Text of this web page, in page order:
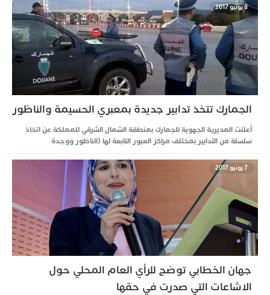
8 يونيو 2017
الجمارك تتخذ تدابير جديدة بمعبري الحسيمة والناظور
أعلنت المديرية الجهوية للجمارك بمنطقة الشمال الشرقي للمملكة عن اتخاذ
سلسلة من التدابير بمختلف مراكز العبور التابعة لها (الناظور ووجدة
جهان الخطابي توضح للرأي العام المحلي حول
الاشاعات التي صدرت في حقها